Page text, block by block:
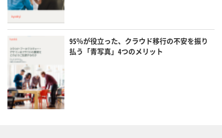
95％が役立った、クラウド移行の不安を振り
払う「青写真」4つのメリット